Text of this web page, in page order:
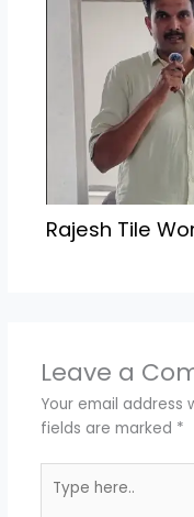
Rajesh Tile
Leave a
Your email address
fields are marked *
here..